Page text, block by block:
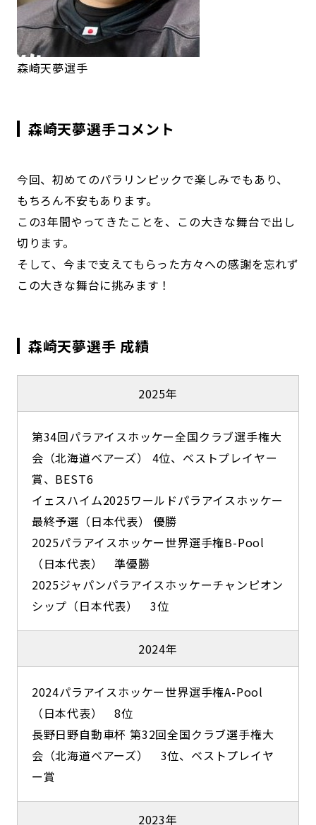
森崎天夢選手
森崎天夢選手コメント
今回、初めてのパラリンピックで楽しみでもあり、
もちろん不安もあります。
この3年間やってきたことを、この大きな舞台で出し
切ります。
そして、今まで支えてもらった方々への感謝を忘れず
この大きな舞台に挑みます！
森崎天夢選手 成績
2025年
第34回パラアイスホッケー全国クラブ選手権大
会（北海道ベアーズ） 4位、ベストプレイヤー
賞、BEST6
イェスハイム2025ワールドパラアイスホッケー
最終予選（日本代表） 優勝
2025パラアイスホッケー世界選手権B-Pool
（日本代表） 準優勝
2025ジャパンパラアイスホッケーチャンピオン
シップ（日本代表） 3位
2024年
2024パラアイスホッケー世界選手権A-Pool
（日本代表） 8位
長野日野自動車杯 第32回全国クラブ選手権大
会（北海道ベアーズ） 3位、ベストプレイヤ
ー賞
2023年